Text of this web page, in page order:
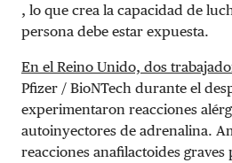
, lo que crea la capacidad de
persona debe estar expuesta.
En el Reino Unido, dos
Pfizer / BioNTech durante el
experimentaron reacciones
autoinyectores de adrenalina.
reacciones anafilactoides